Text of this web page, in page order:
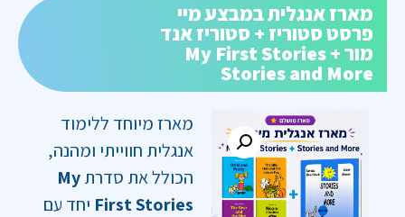
מארז אנגלית במבצע מיי
פרסט סטוריז + סטוריז אנד
מור My First Stories +
Stories and More
מארז מיוחד ללימוד
אנגלית חווייתי ומהנה,
הכולל את סדרתMy
First Stories יחד עם